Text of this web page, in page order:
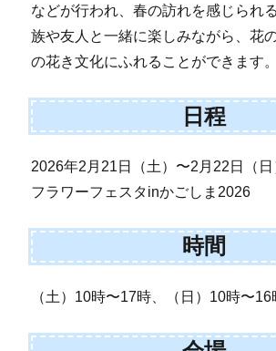
などが行われ、春の訪れを感じられ
族や友人と一緒に楽しみながら、花
の花き文化にふれることができます。
日程
2026年2月21日（土）〜2月22日（日
フラワーフェスタinかごしま2026
時間
（土）10時〜17時、（日）10時〜16